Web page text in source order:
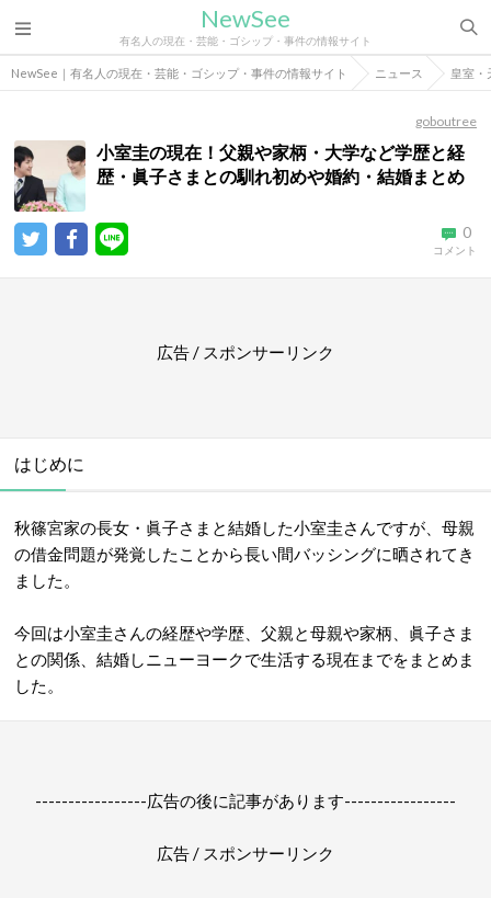
NewSee
有名人の現在・芸能・ゴシップ・事件の情報サイト
NewSee｜有名人の現在・芸能・ゴシップ・事件の情報サイト ニュース 皇室・
goboutree
小室圭の現在！父親や家柄・大学など学歴と経
歴・眞子さまとの馴れ初めや婚約・結婚まとめ
0
コメント
広告 / スポンサーリンク
はじめに
秋篠宮家の長女・眞子さまと結婚した小室圭さんですが、母親
の借金問題が発覚したことから長い間バッシングに晒されてき
ました。
今回は小室圭さんの経歴や学歴、父親と母親や家柄、眞子さま
との関係、結婚しニューヨークで生活する現在までをまとめま
した。
-----------------広告の後に記事があります-----------------
広告 / スポンサーリンク